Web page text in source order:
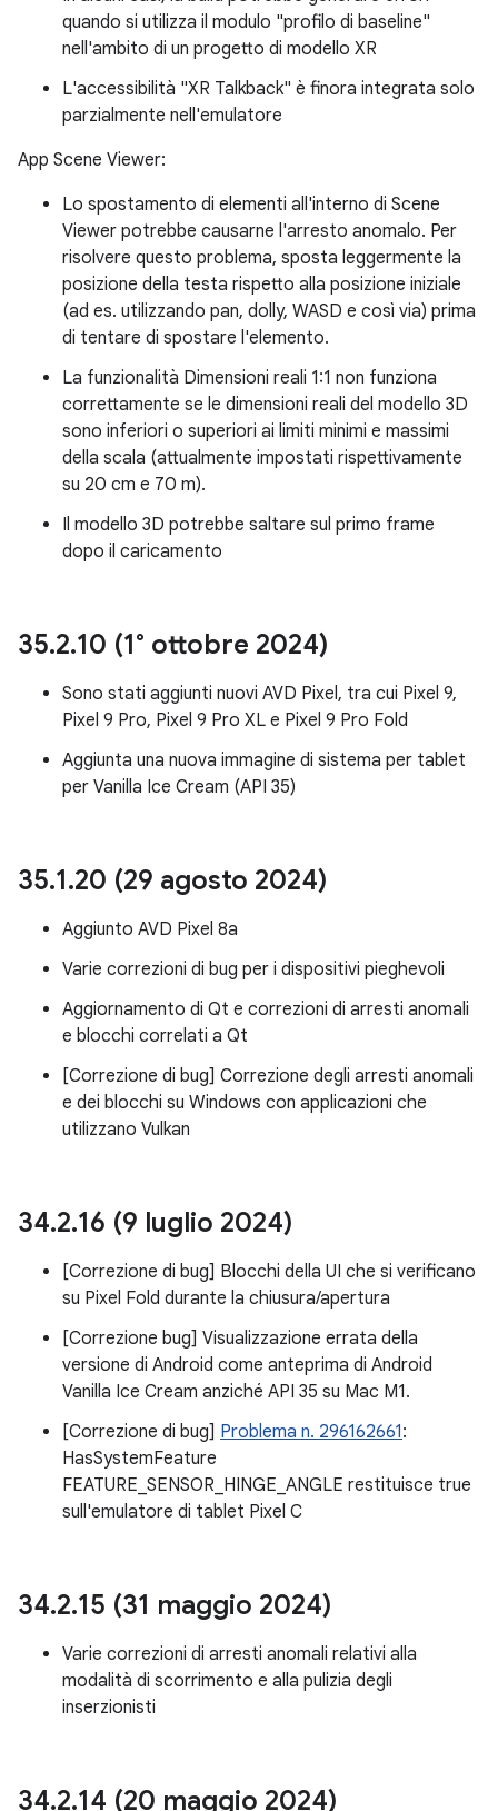
quando si utilizza il modulo "profilo di baseline"
nell'ambito di un progetto di modello XR
L'accessibilità "XR Talkback" è finora integrata solo
parzialmente nell'emulatore
App Scene Viewer:
Lo spostamento di elementi all'interno di Scene
Viewer potrebbe causarne l'arresto anomalo. Per
risolvere questo problema, sposta leggermente la
posizione della testa rispetto alla posizione iniziale
(ad es. utilizzando pan, dolly, WASD e così via) prima
di tentare di spostare l'elemento.
La funzionalità Dimensioni reali 1:1 non funziona
correttamente se le dimensioni reali del modello 3D
sono inferiori o superiori ai limiti minimi e massimi
della scala (attualmente impostati rispettivamente
su 20 cm e 70 m).
Il modello 3D potrebbe saltare sul primo frame
dopo il caricamento
35.2.10 (1° ottobre 2024)
Sono stati aggiunti nuovi AVD Pixel, tra cui Pixel 9,
Pixel 9 Pro, Pixel 9 Pro XL e Pixel 9 Pro Fold
Aggiunta una nuova immagine di sistema per tablet
per Vanilla Ice Cream (API 35)
35.1.20 (29 agosto 2024)
Aggiunto AVD Pixel 8a
Varie correzioni di bug per i dispositivi pieghevoli
Aggiornamento di Qt e correzioni di arresti anomali
e blocchi correlati a Qt
[Correzione di bug] Correzione degli arresti anomali
e dei blocchi su Windows con applicazioni che
utilizzano Vulkan
34.2.16 (9 luglio 2024)
[Correzione di bug] Blocchi della UI che si verificano
su Pixel Fold durante la chiusura/apertura
[Correzione bug] Visualizzazione errata della
versione di Android come anteprima di Android
Vanilla Ice Cream anziché API 35 su Mac M1.
[Correzione di bug] Problema n. 296162661:
HasSystemFeature
FEATURE_SENSOR_HINGE_ANGLE restituisce true
sull'emulatore di tablet Pixel C
34.2.15 (31 maggio 2024)
Varie correzioni di arresti anomali relativi alla
modalità di scorrimento e alla pulizia degli
inserzionisti
34.2.14 (20 maggio 2024)